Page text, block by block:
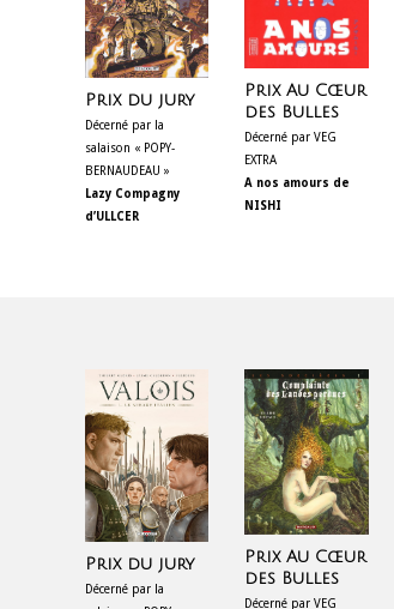
Prix du jury
Décerné par la
salaison « POPY-
BERNAUDEAU »
Lazy Compagny
d’ULLCER
Prix Au Cœur
des Bulles
Décerné par VEG
EXTRA
A nos amours de
NISHI
Prix du jury
Décerné par la
Prix Au Cœur
des Bulles
Décerné par VEG